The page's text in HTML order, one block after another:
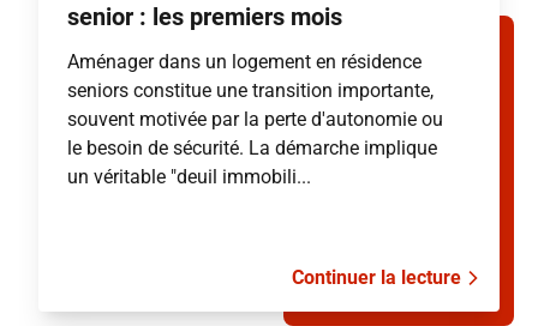
senior : les premiers mois
Aménager dans un logement en résidence
seniors constitue une transition importante,
souvent motivée par la perte d'autonomie ou
le besoin de sécurité. La démarche implique
un véritable "deuil immobili...
Continuer la lecture